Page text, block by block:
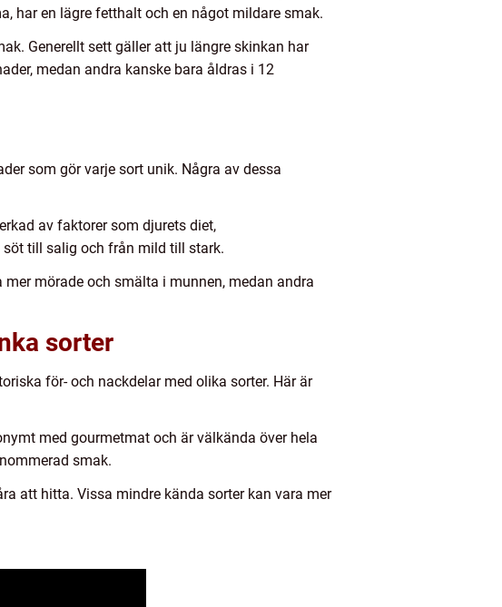
har en lägre fetthalt och en något mildare smak.
Generellt sett gäller att ju längre skinkan har
medan andra kanske bara åldras i 12
som gör varje sort unik. Några av dessa
av faktorer som djurets diet,
till salig och från mild till stark.
mörade och smälta i munnen, medan andra
sorter
för- och nackdelar med olika sorter. Här är
med gourmetmat och är välkända över hela
smak.
att hitta. Vissa mindre kända sorter kan vara mer